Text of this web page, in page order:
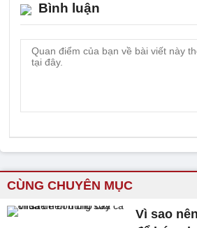
Bình luận
CÙNG CHUYÊN MỤC
Vì sao